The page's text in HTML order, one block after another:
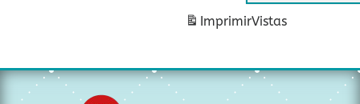
ImprimirVistas